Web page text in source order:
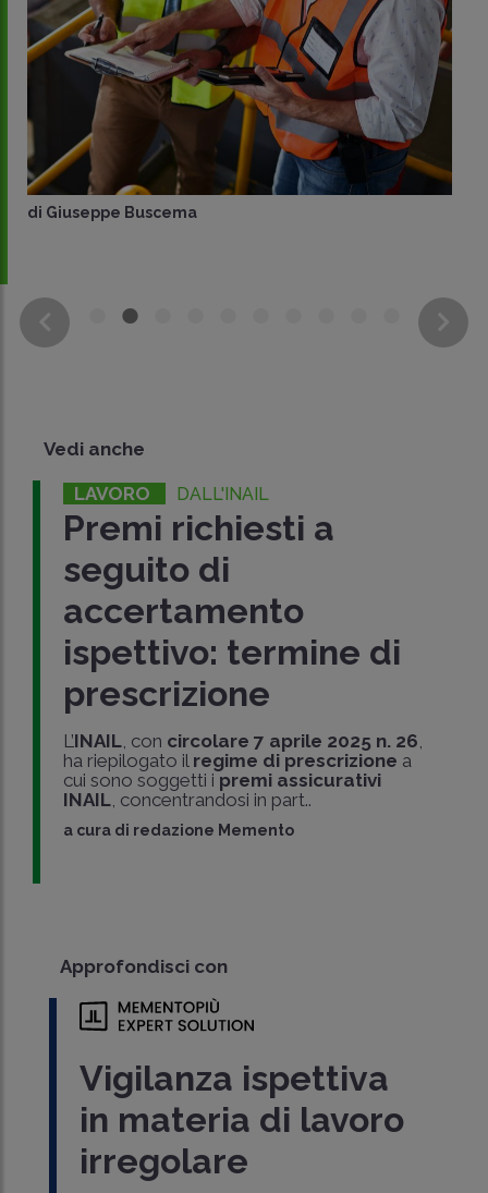
di Giuseppe Buscema
Vedi anche
LAVORO DALL'INAIL
Premi richiesti a
seguito di
accertamento
ispettivo: termine di
prescrizione
L’INAIL , con circolare 7 aprile 2025 n. 26
ha riepilogato il regime di prescrizione a
cui sono soggetti i premi assicurativi
INAIL , concentrandosi in part..
a cura di redazione Memento
Approfondisci con
Vigilanza ispettiva
in materia di lavoro
irregolare